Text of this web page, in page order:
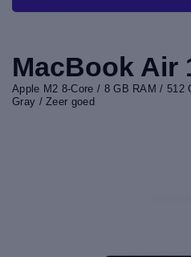
MacBook Air
Apple M2 8-Core / 8 GB RAM / 512
Gray / Zeer goed